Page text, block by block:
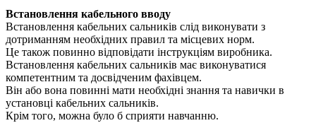
Встановлення кабельного вводу
Встановлення кабельних сальників слід виконувати з
дотриманням необхідних правил та місцевих норм.
Це також повинно відповідати інструкціям виробника.
Встановлення кабельних сальників має виконуватися
компетентним та досвідченим фахівцем.
Він або вона повинні мати необхідні знання та навички в
установці кабельних сальників.
Крім того, можна було б сприяти навчанню.